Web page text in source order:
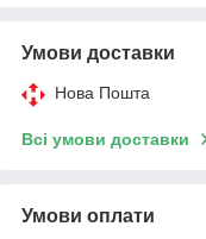
Умови доставки
Нова Пошта
Всі умови доставки
Умови оплати